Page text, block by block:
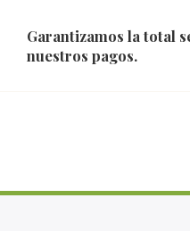
Garantizamos la total
nuestros pagos.